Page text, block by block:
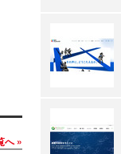
へ